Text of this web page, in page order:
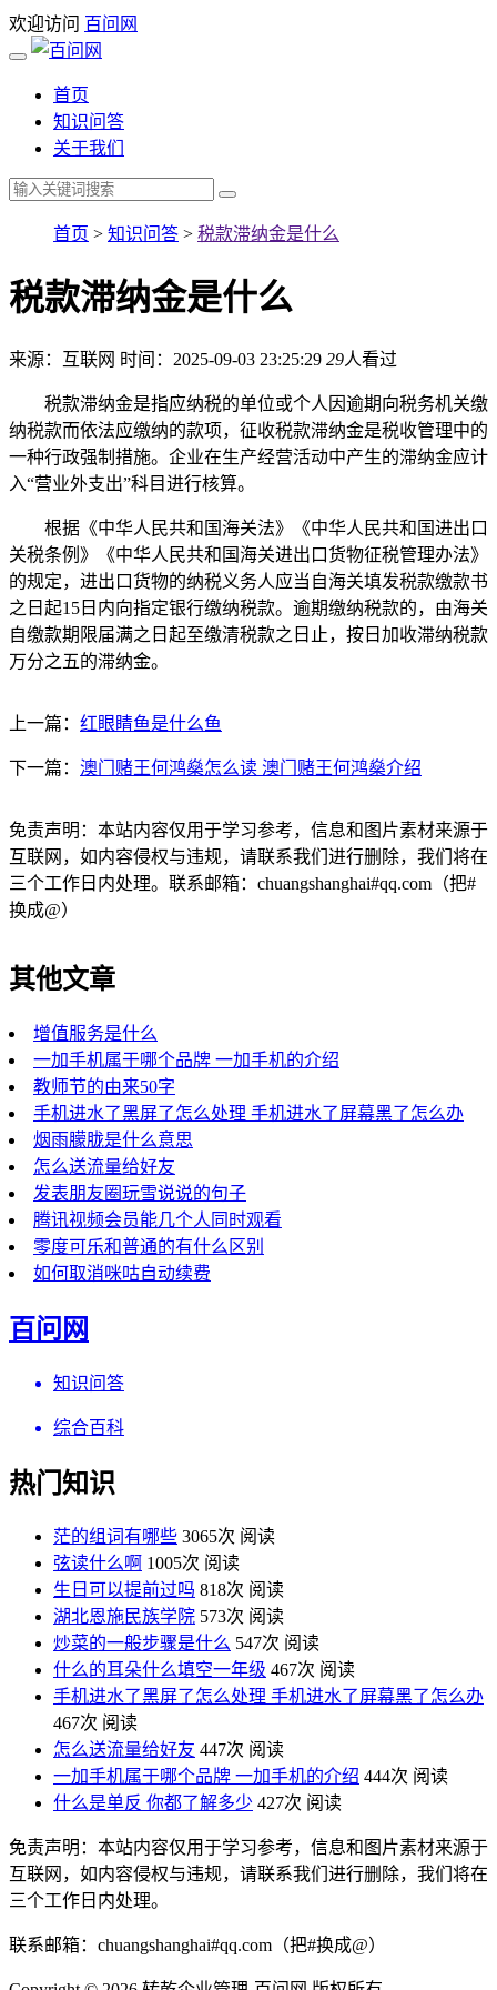
欢迎访问 百问网
首页
知识问答
关于我们
首页 > 知识问答 > 税款滞纳金是什么
税款滞纳金是什么
来源：互联网 时间：2025-09-03 23:25:29 29人看过
税款滞纳金是指应纳税的单位或个人因逾期向税务机关缴
纳税款而依法应缴纳的款项，征收税款滞纳金是税收管理中的
一种行政强制措施。企业在生产经营活动中产生的滞纳金应计
入“营业外支出”科目进行核算。
根据《中华人民共和国海关法》《中华人民共和国进出口
关税条例》《中华人民共和国海关进出口货物征税管理办法》
的规定，进出口货物的纳税义务人应当自海关填发税款缴款书
之日起15日内向指定银行缴纳税款。逾期缴纳税款的，由海关
自缴款期限届满之日起至缴清税款之日止，按日加收滞纳税款
万分之五的滞纳金。
上一篇： 红眼睛鱼是什么鱼
下一篇： 澳门赌王何鸿燊怎么读 澳门赌王何鸿燊介绍
免责声明：本站内容仅用于学习参考，信息和图片素材来源于
互联网，如内容侵权与违规，请联系我们进行删除，我们将在
三个工作日内处理。联系邮箱：chuangshanghai#qq.com（把#
换成@）
其他文章
增值服务是什么
一加手机属于哪个品牌 一加手机的介绍
教师节的由来50字
手机进水了黑屏了怎么处理 手机进水了屏幕黑了怎么办
烟雨朦胧是什么意思
怎么送流量给好友
发表朋友圈玩雪说说的句子
腾讯视频会员能几个人同时观看
零度可乐和普通的有什么区别
如何取消咪咕自动续费
百问网
知识问答
综合百科
热门知识
茫的组词有哪些 3065次 阅读
弦读什么啊 1005次 阅读
生日可以提前过吗 818次 阅读
湖北恩施民族学院 573次 阅读
炒菜的一般步骤是什么 547次 阅读
什么的耳朵什么填空一年级 467次 阅读
手机进水了黑屏了怎么处理 手机进水了屏幕黑了怎么办
467次 阅读
怎么送流量给好友 447次 阅读
一加手机属于哪个品牌 一加手机的介绍 444次 阅读
什么是单反 你都了解多少 427次 阅读
免责声明：本站内容仅用于学习参考，信息和图片素材来源于
互联网，如内容侵权与违规，请联系我们进行删除，我们将在
三个工作日内处理。
联系邮箱：chuangshanghai#qq.com（把#换成@）